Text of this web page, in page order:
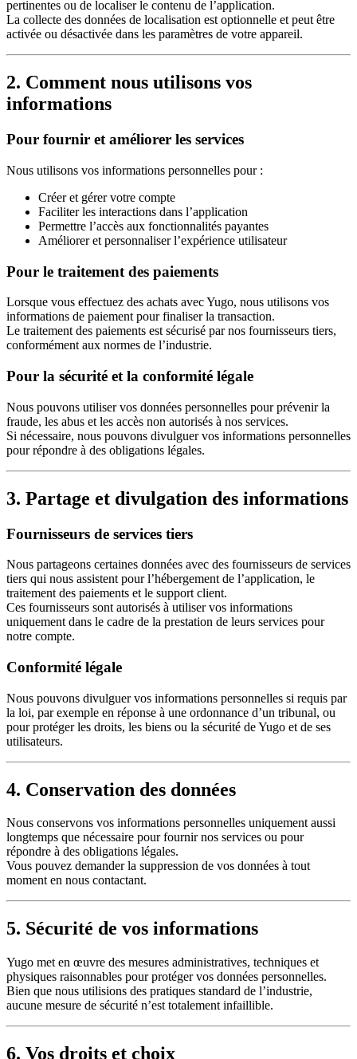
pertinentes ou de localiser le contenu de l’application.
La collecte des données de localisation est optionnelle et peut être
activée ou désactivée dans les paramètres de votre appareil.
2. Comment nous utilisons vos
informations
Pour fournir et améliorer les services
Nous utilisons vos informations personnelles pour :
Créer et gérer votre compte
Faciliter les interactions dans l’application
Permettre l’accès aux fonctionnalités payantes
Améliorer et personnaliser l’expérience utilisateur
Pour le traitement des paiements
Lorsque vous effectuez des achats avec Yugo, nous utilisons vos
informations de paiement pour finaliser la transaction.
Le traitement des paiements est sécurisé par nos fournisseurs tiers,
conformément aux normes de l’industrie.
Pour la sécurité et la conformité légale
Nous pouvons utiliser vos données personnelles pour prévenir la
fraude, les abus et les accès non autorisés à nos services.
Si nécessaire, nous pouvons divulguer vos informations personnelles
pour répondre à des obligations légales.
3. Partage et divulgation des informations
Fournisseurs de services tiers
Nous partageons certaines données avec des fournisseurs de services
tiers qui nous assistent pour l’hébergement de l’application, le
traitement des paiements et le support client.
Ces fournisseurs sont autorisés à utiliser vos informations
uniquement dans le cadre de la prestation de leurs services pour
notre compte.
Conformité légale
Nous pouvons divulguer vos informations personnelles si requis par
la loi, par exemple en réponse à une ordonnance d’un tribunal, ou
pour protéger les droits, les biens ou la sécurité de Yugo et de ses
utilisateurs.
4. Conservation des données
Nous conservons vos informations personnelles uniquement aussi
longtemps que nécessaire pour fournir nos services ou pour
répondre à des obligations légales.
Vous pouvez demander la suppression de vos données à tout
moment en nous contactant.
5. Sécurité de vos informations
Yugo met en œuvre des mesures administratives, techniques et
physiques raisonnables pour protéger vos données personnelles.
Bien que nous utilisions des pratiques standard de l’industrie,
aucune mesure de sécurité n’est totalement infaillible.
6. Vos droits et choix